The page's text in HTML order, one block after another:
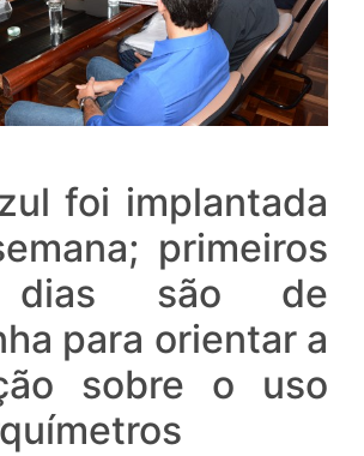
foi implantada
primeiros
dias são de
para orientar a
sobre o uso